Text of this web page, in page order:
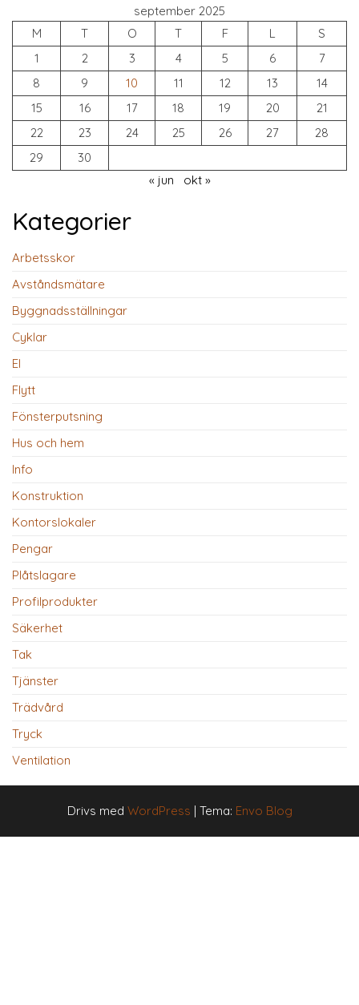
september 2025
M
T O T F L
S
1
2 3 4 5 6
7
8
9 10 11 12 13
14
15
16 17 18 19 20
21
22
23 24 25 26 27
28
29
30
« jun
okt »
Kategorier
Arbetsskor
Avståndsmätare
Byggnadsställningar
Cyklar
El
Flytt
Fönsterputsning
Hus och hem
Info
Konstruktion
Kontorslokaler
Pengar
Plåtslagare
Profilprodukter
Säkerhet
Tak
Tjänster
Trädvård
Tryck
Ventilation
Drivs med WordPress | Tema: Envo Blog